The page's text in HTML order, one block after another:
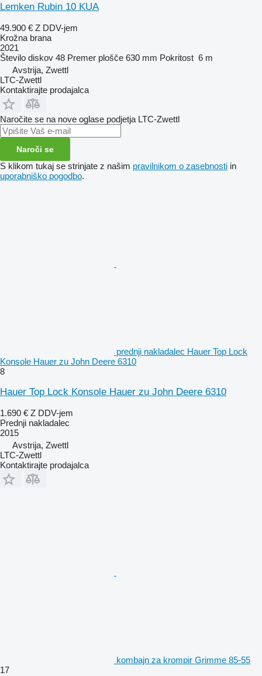
Lemken Rubin 10 KUA
49.900 € Z DDV-jem
Krožna brana
2021
Število diskov 48 Premer plošče 630 mm Pokritost 6 m
Avstrija, Zwettl
LTC-Zwettl
Kontaktirajte prodajalca
Naročite se na nove oglase podjetja LTC-Zwettl
Naroči se
S klikom tukaj se strinjate z našim pravilnikom o zasebnosti in
uporabniško pogodbo.
prednji nakladalec Hauer Top Lock
Konsole Hauer zu John Deere 6310
8
Hauer Top Lock Konsole Hauer zu John Deere 6310
1.690 € Z DDV-jem
Prednji nakladalec
2015
Avstrija, Zwettl
LTC-Zwettl
Kontaktirajte prodajalca
kombajn za krompir Grimme 85-55
17